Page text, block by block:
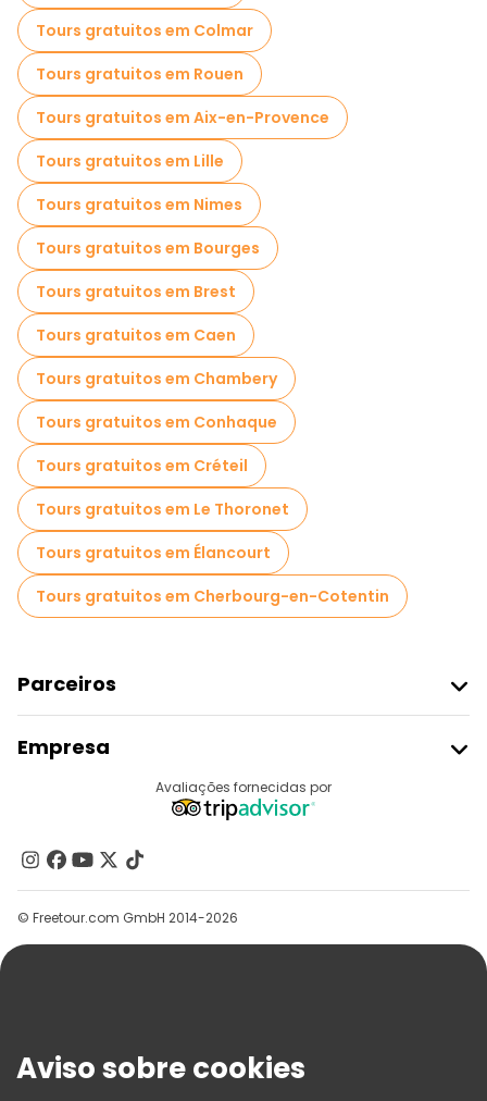
Tours gratuitos em Colmar
Tours gratuitos em Rouen
Tours gratuitos em Aix-en-Provence
Tours gratuitos em Lille
Tours gratuitos em Nimes
Tours gratuitos em Bourges
Tours gratuitos em Brest
Tours gratuitos em Caen
Tours gratuitos em Chambery
Tours gratuitos em Conhaque
Tours gratuitos em Créteil
Tours gratuitos em Le Thoronet
Tours gratuitos em Élancourt
Tours gratuitos em Cherbourg-en-Cotentin
Parceiros
Registo Do Fornecedor
Programa De Afiliados
Empresa
Contacte-Nos
Grupos
Ajuda
Termos E Informações Legais
Avaliações fornecidas por
© Freetour.com GmbH 2014-2026
Aviso sobre cookies